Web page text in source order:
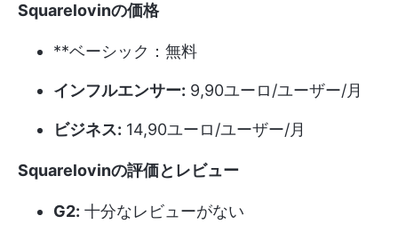
Squarelovinの価格
**ベーシック：無料
インフルエンサー: 9,90ユーロ/ユーザー/月
ビジネス: 14,90ユーロ/ユーザー/月
Squarelovinの評価とレビュー
G2: 十分なレビューがない